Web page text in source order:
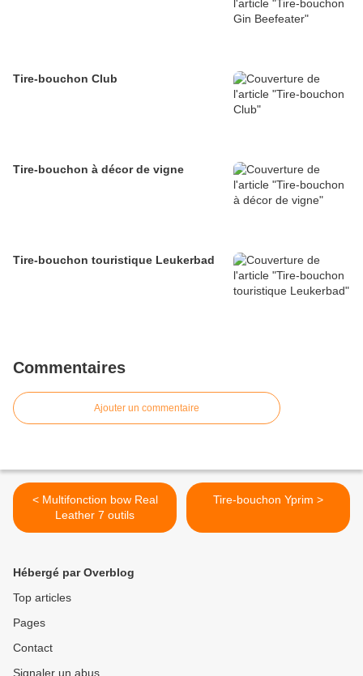
Tire-bouchon Club
Tire-bouchon à décor de vigne
Tire-bouchon touristique Leukerbad
Commentaires
Ajouter un commentaire
< Multifonction bow Real
Leather 7 outils
Tire-bouchon Yprim >
Hébergé par Overblog
Top articles
Pages
Contact
Signaler un abus